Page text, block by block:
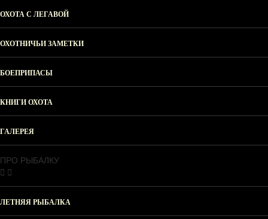
ОХОТА С ЛЕГАВОЙ
ОХОТНИЧЬИ ЗАМЕТКИ
БОЕПРИПАСЫ
КНИГИ ОХОТА
ГАЛЕРЕЯ
ПРО РЫБАЛКУ
ЛЕТНЯЯ РЫБАЛКА